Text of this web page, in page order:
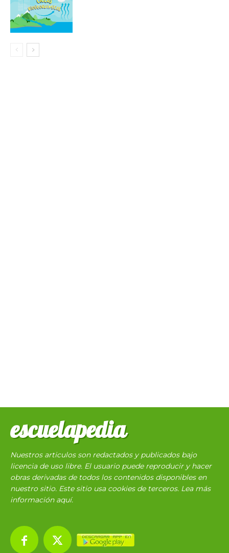
escuelapedia
Nuestros articulos son redactados y publicados bajo
licencia de uso libre. El usuario puede reproducir y hacer
obras derivadas de todos los contenidos disponibles en
nuestro sitio. Este sitio usa cookies de terceros. Lea más
información aquí.